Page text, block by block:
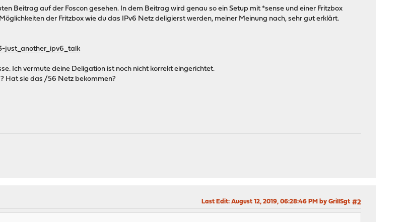
Beitrag auf der Foscon gesehen. In dem Beitrag wird genau so ein Setup mit *sense und einer Fritzbox
der Fritzbox wie du das IPv6 Netz deligierst werden, meiner Meinung nach, sehr gut erklärt.
just_another_ipv6_talk
Ich vermute deine Deligation ist noch nicht korrekt eingerichtet.
Hat sie das /56 Netz bekommen?
#2
Last Edit: August 12, 2019, 06:28:46 PM by GrillSgt